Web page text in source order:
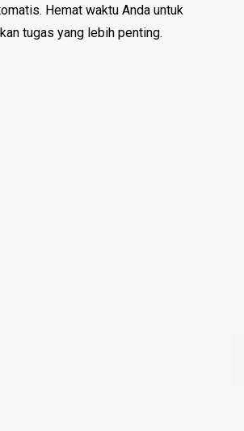
Hemat waktu Anda untuk
tugas yang lebih penting.